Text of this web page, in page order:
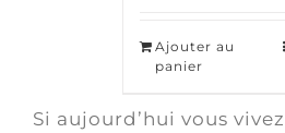
Ajouter au
panier
Si aujourd’hui vous